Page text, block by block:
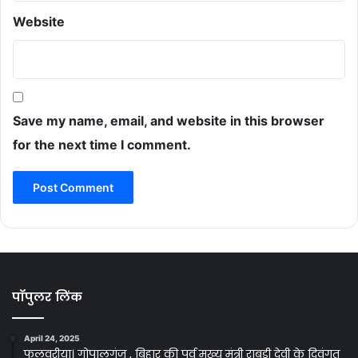
Website
Save my name, email, and website in this browser
for the next time I comment.
पॉपुलर लिंक
April 24, 2025
फुलवरीया। गोपालगंज , बिहार की पूर्व मुख्य मंत्री राबड़ी देवी के दिवंगत